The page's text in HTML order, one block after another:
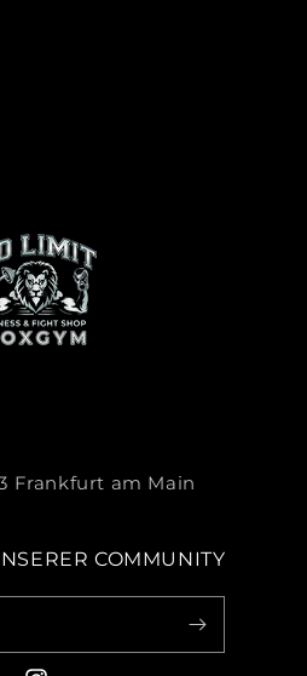
Frankfurt am Main
COMMUNITY